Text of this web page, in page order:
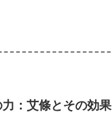
：艾條とその効果